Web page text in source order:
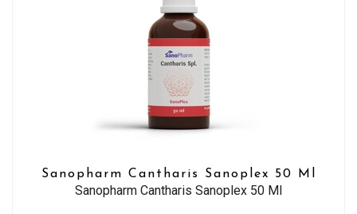
Sanopharm Cantharis Sanoplex 50 Ml
Sanopharm Cantharis Sanoplex 50 Ml